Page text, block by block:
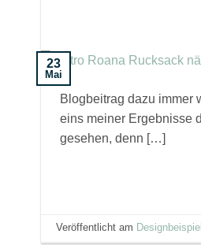
23
Mai
Blogbeitrag dazu immer
eins meiner Ergebnisse
gesehen, denn […]
Veröffentlicht am